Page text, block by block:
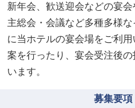
新年会、歓送迎会などの宴
主総会・会議など多種多様
に当ホテルの宴会場をご利
案を行ったり、宴会受注後
います。
募集要項